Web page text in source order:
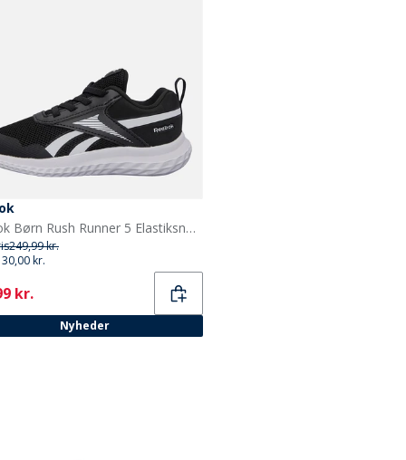
Reebok Børn Rush Runner 5 Elastiksnørebånd Neutrale Løbesko Sort/Sort/Hvid
249,99 kr.
kr.
kr.
Nyheder